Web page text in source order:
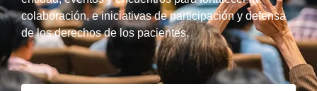
colaboración, e iniciativas de participación y defensa
de los derechos de los pacientes.